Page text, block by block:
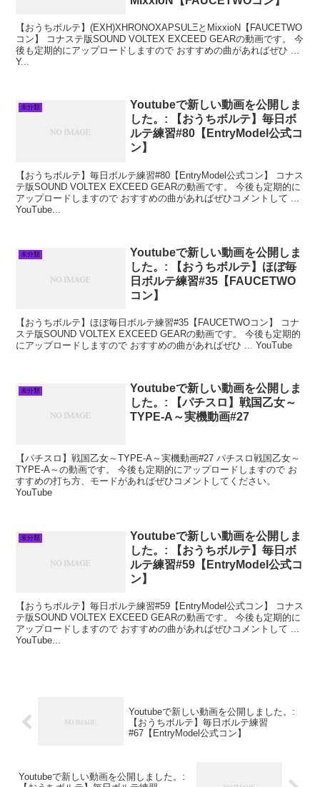
【おうちボルテ】(EXH)XHRONOXAPSULΞとMixxioN【FAUCETWO
コン】 コナステ版SOUND VOLTEX EXCEED GEARの動画です。 今
後も定期的にアップロードしますので おすすめの曲があればぜひ ...
Y...
未分類
Youtubeで新しい動画を公開しま
した。: 【おうちボルテ】毎日ボ
ルテ練習#80【EntryModel公式コ
ン】
【おうちボルテ】毎日ボルテ練習#80【EntryModel公式コン】 コナス
テ版SOUND VOLTEX EXCEED GEARの動画です。 今後も定期的に
アップロードしますので おすすめの曲があればぜひコメントして ...
YouTube...
未分類
Youtubeで新しい動画を公開しま
した。: 【おうちボルテ】ほぼ毎
日ボルテ練習#35【FAUCETWO
コン】
【おうちボルテ】ほぼ毎日ボルテ練習#35【FAUCETWOコン】 コナ
ステ版SOUND VOLTEX EXCEED GEARの動画です。 今後も定期的
にアップロードしますので おすすめの曲があればぜひ ... YouTube
未分類
Youtubeで新しい動画を公開しま
した。: 【パチスロ】戦国乙女～
TYPE‐A～実機動画#27
【パチスロ】戦国乙女～TYPE‐A～実機動画#27 パチスロ戦国乙女～
TYPE‐A～の動画です。 今後も定期的にアップロードしますので お
すすめの打ち方、モードがあればぜひコメントしてください。
YouTube
未分類
Youtubeで新しい動画を公開しま
した。: 【おうちボルテ】毎日ボ
ルテ練習#59【EntryModel公式コ
ン】
【おうちボルテ】毎日ボルテ練習#59【EntryModel公式コン】 コナス
テ版SOUND VOLTEX EXCEED GEARの動画です。 今後も定期的に
アップロードしますので おすすめの曲があればぜひコメントして ...
YouTube...
Youtubeで新しい動画を公開しました。:
【おうちボルテ】毎日ボルテ練習
#67【EntryModel公式コン】
Youtubeで新しい動画を公開しました。: